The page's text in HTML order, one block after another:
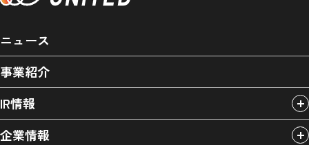
ニュース
事業紹介
IR情報
企業情報